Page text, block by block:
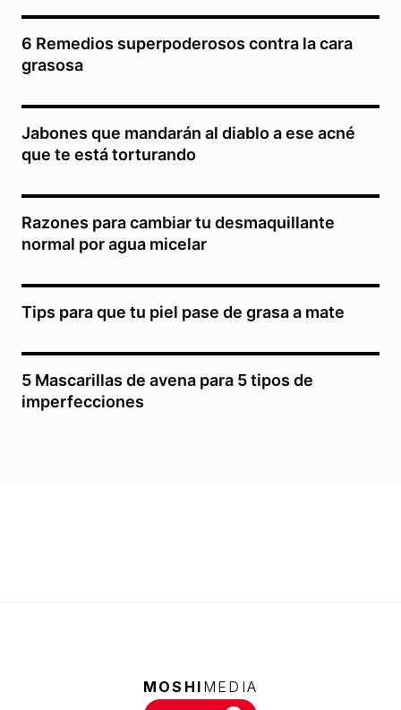
6 Remedios superpoderosos contra la cara
grasosa
Jabones que mandarán al diablo a ese acné
que te está torturando
Razones para cambiar tu desmaquillante
normal por agua micelar
Tips para que tu piel pase de grasa a mate
5 Mascarillas de avena para 5 tipos de
imperfecciones
MOSHI MEDIA